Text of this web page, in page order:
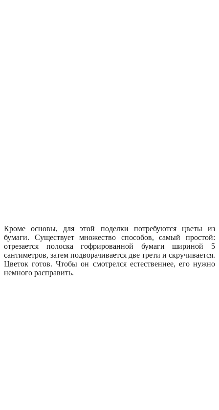
Кроме основы, для этой поделки потребуются цветы из
бумаги. Существует множество способов, самый простой:
отрезается полоска гофрированной бумаги шириной 5
сантиметров, затем подворачивается две трети и скручивается.
Цветок готов. Чтобы он смотрелся естественнее, его нужно
немного расправить.